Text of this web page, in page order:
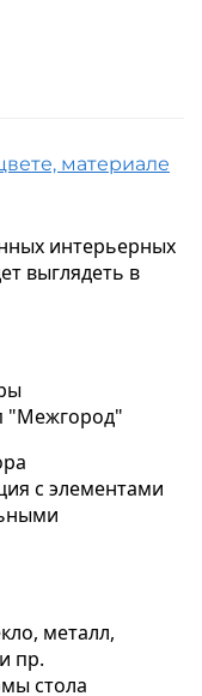
материале
интерьерных
выглядеть в
"Межгород"
с элементами
металл,
пр.
стола